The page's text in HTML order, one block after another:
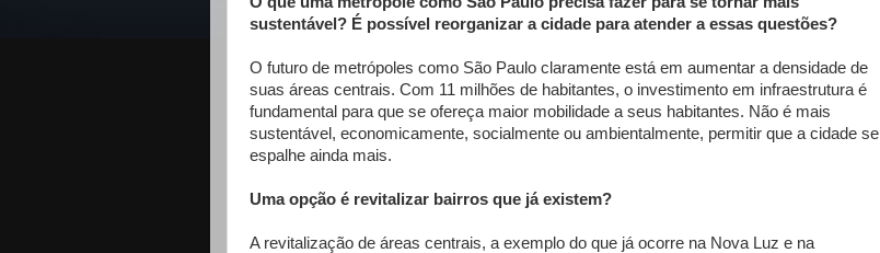
sustentável? É possível reorganizar a cidade para atender a essas questões?
O futuro de metrópoles como São Paulo claramente está em aumentar a densidade de
suas áreas centrais. Com 11 milhões de habitantes, o investimento em infraestrutura é
fundamental para que se ofereça maior mobilidade a seus habitantes. Não é mais
sustentável, economicamente, socialmente ou ambientalmente, permitir que a cidade se
espalhe ainda mais.
Uma opção é revitalizar bairros que já existem?
A revitalização de áreas centrais, a exemplo do que já ocorre na Nova Luz e na